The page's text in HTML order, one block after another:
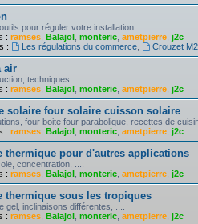
pour réguler votre installation...
: ramses Balajol monteric ametpierre j2c
:
Les régulations du commerce, Crouzet
air
techniques...
: ramses Balajol monteric ametpierre j2c
solaire four solaire cuisson solaire
four boite four parabolique, recettes de
: ramses Balajol monteric ametpierre j2c
thermique pour d'autres applications
concentration, ....
: ramses Balajol monteric ametpierre j2c
thermique sous les tropiques
gel, inclinaisons différentes, ....
: ramses Balajol monteric ametpierre j2c